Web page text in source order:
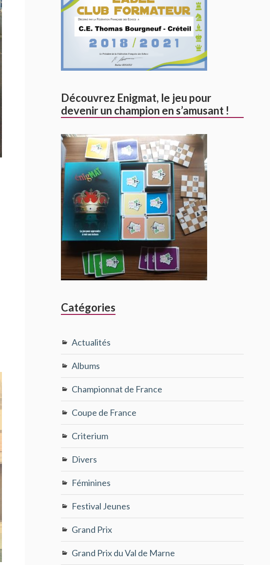
Découvrez Enigmat, le jeu pour
devenir un champion en s’amusant !
Catégories
Actualités
Albums
Championnat de France
Coupe de France
Criterium
Divers
Féminines
Festival Jeunes
Grand Prix
Grand Prix du Val de Marne